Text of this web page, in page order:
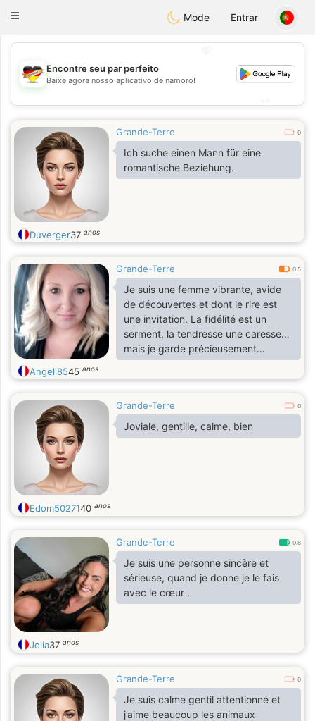
DeutschDating
Toggle
Mode Entrar
💖
💕
Encontre seu par perfeito
Baixe agora nosso aplicativo de namoro!
Grande-Terre 0
Ich suche einen Mann für eine
romantische Beziehung.
Duverger37 anos
Grande-Terre 0.5
Je suis une femme vibrante, avide
de découvertes et dont le rire est
une invitation. La fidélité est un
serment, la tendresse une caresse…
mais je garde précieusement
quelques secrets pour celui qui
saura les dérober à mon cœur.
confidences, explorer de nouveaux
horizons, sentir mon corps vivre à
travers le sport… et bien d’autres
Angeli8545 anos
Grande-Terre 0
Joviale, gentille, calme, bien
Edom5027140 anos
Grande-Terre 0.8
Je suis une personne sincère et
sérieuse, quand je donne je le fais
avec le cœur .
Jolia37 anos
Grande-Terre 0
Je suis calme gentil attentionné et
j’aime beaucoup les animaux